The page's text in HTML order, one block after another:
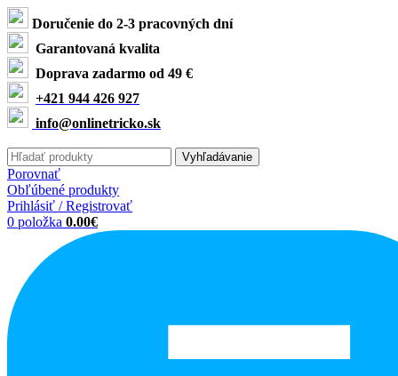
Doručenie do 2-3 pracovných dní
Garantovaná kvalita
Doprava zadarmo od 49 €
+421 944 426 927
info@onlinetricko.sk
Vyhľadávanie
Porovnať
Obľúbené produkty
Prihlásiť / Registrovať
0 položka 0.00€